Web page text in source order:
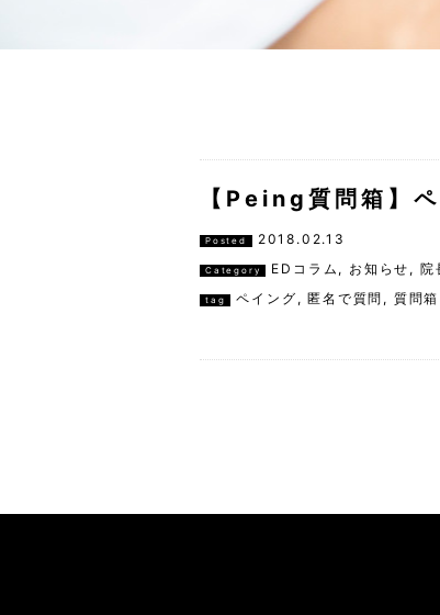
【Peing質問箱】
Posted 2018.02.13
Category EDコラム , お知らせ , 院
tag ペイング ,匿名で質問 , 質問箱